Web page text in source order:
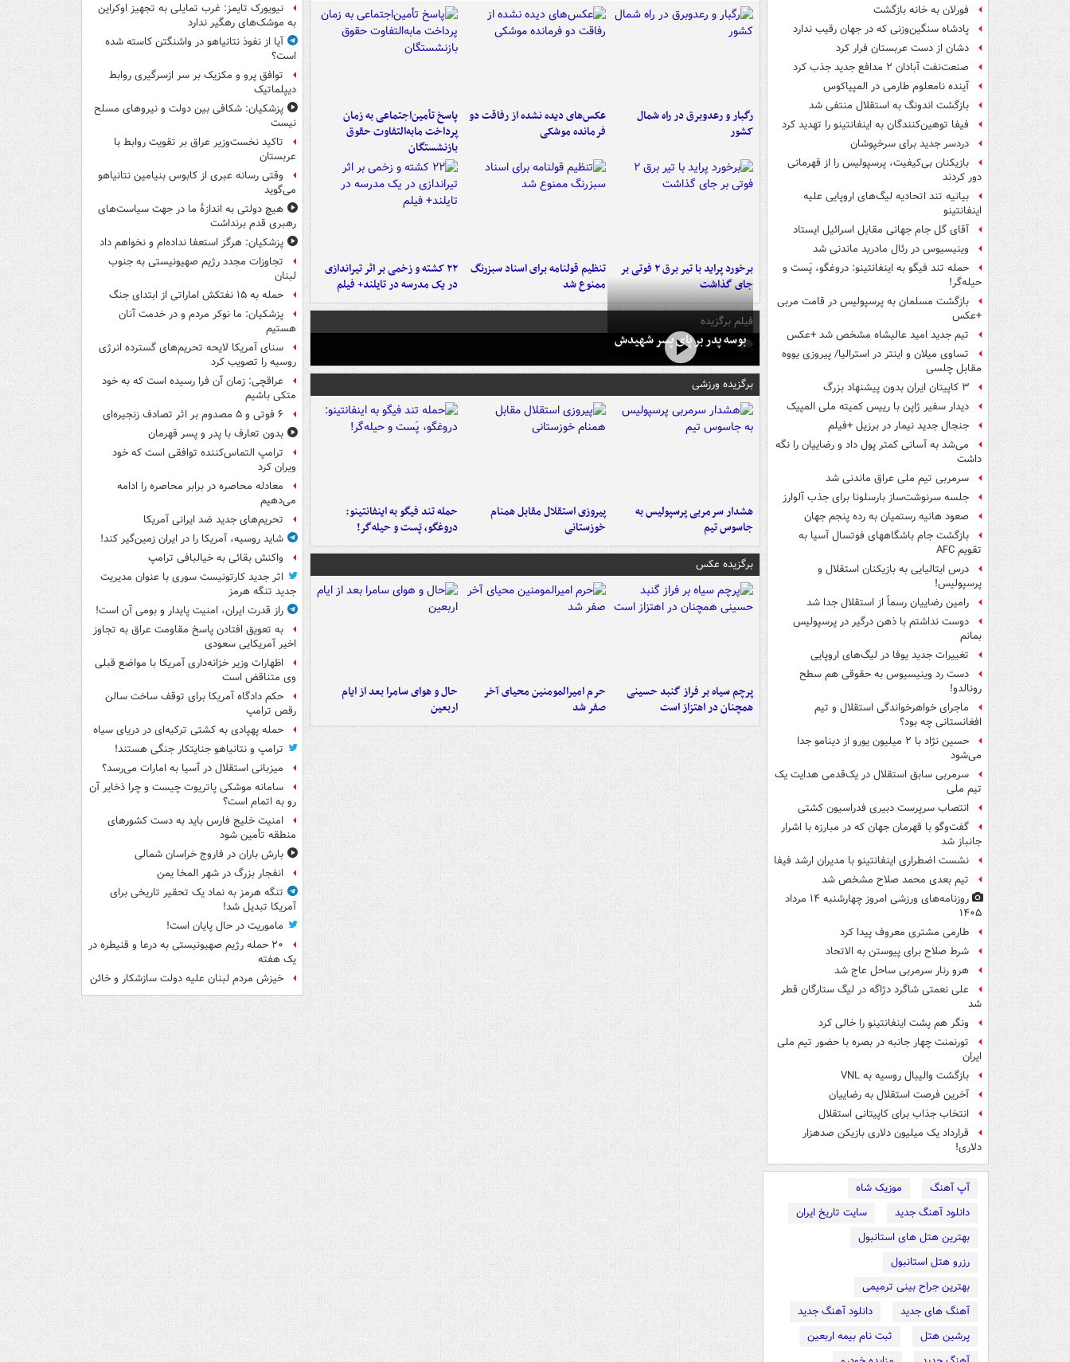
فورلان به خانه بازگشت
پادشاه سنگین‌وزنی که در جهان رقیب ندارد
دشان از دست عربستان فرار کرد
صنعت‌نفت آبادان ۲ مدافع جدید جذب کرد
آینده نامعلوم طارمی در المپیاکوس
بازگشت اندونگ به استقلال منتفی شد
فیفا توهین‌کنندگان به اینفانتینو را تهدید کرد
دردسر جدید برای سرخپوشان
بازیکنان بی‌کیفیت، پرسپولیس را از قهرمانی
دور کردند
بیانیه تند اتحادیه لیگ‌های اروپایی علیه
اینفانتینو
آقای گل جام جهانی مقابل اسرائیل ایستاد
وینیسیوس در رئال مادرید ماندنی شد
حمله تند فیگو به اینفانتینو: دروغگو، پَست‌ و
حیله‌گر!
بازگشت مسلمان به پرسپولیس در قامت مربی
+عکس
تیم جدید امید عالیشاه مشخص شد +عکس
تساوی میلان و اینتر در استرالیا/ پیروزی یووه
مقابل چلسی
۳ کاپیتان ایران بدون پیشنهاد بزرگ
دیدار سفیر ژاپن با رییس کمیته ملی المپیک
جنجال جدید نیمار در برزیل +فیلم
می‌شد به آسانی کمتر پول داد و رضاییان را نگه
داشت
سرمربی تیم ملی عراق ماندنی شد
جلسه سرنوشت‌ساز بارسلونا برای جذب آلوارز
صعود هانیه رستمیان به رده پنجم جهان
بازگشت جام باشگاههای فوتسال آسیا به
تقویم AFC
درس ایتالیایی‌ به بازیکنان استقلال و
پرسپولیس!
رامین رضاییان رسماً از استقلال جدا شد
دوست نداشتم با ذهن درگیر در پرسپولیس
بمانم
تغییرات جدید یوفا در لیگ‌های اروپایی
دست رد وینیسیوس به حقوقی هم سطح
رونالدو!
ماجرای خواهرخواندگی استقلال و تیم
افغانستانی چه بود؟
حسین نژاد با ۲ میلیون یورو از دینامو جدا
می‌شود
سرمربی سابق استقلال در یک‌قدمی هدایت یک
تیم ملی
انتصاب سرپرست دبیری فدراسیون کشتی
گفت‌وگو با قهرمان جهان که در مبارزه با اشرار
جانباز شد
نشست اضطراری اینفانتینو با مدیران ارشد فیفا
تیم بعدی محمد صلاح مشخص شد
روزنامه‌های ورزشی امروز چهارشنبه ۱۴ مرداد
۱۴۰۵
طارمی مشتری معروف پیدا کرد
شرط صلاح برای پیوستن به الاتحاد
هرو رنار سرمربی ساحل عاج شد
علی نعمتی شاگرد دژاگه در لیگ ستارگان قطر
شد
ونگر هم پشت اینفانتینو را خالی کرد
تورنمنت چهار جانبه در بصره با حضور تیم ملی
ایران
بازگشت والیبال روسیه به VNL
آخرین فرصت استقلال به رضاییان
انتخاب جذاب برای کاپیتانی استقلال
قرارداد یک میلیون دلاری بازیکن صدهزار
دلاری!
آپ آهنگ
موزیک شاه
دانلود آهنگ جدید
سایت تاریخ ایران
بهترین هتل های استانبول
رزرو هتل استانبول
بهترین جراح بینی ترمیمی
آهنگ های جدید
دانلود آهنگ جدید
پرشین هتل
ثبت نام بیمه اربعین
رگبار و رعدوبرق در راه شمال
کشور
عکس‌های دیده نشده از رفاقت دو
فرمانده‌ موشکی
پاسخ تأمین‌اجتماعی به زمان
پرداخت مابه‌التفاوت حقوق
بازنشستگان
برخورد پراید با تیر برق ۲ فوتی بر
جای گذاشت
تنظیم قولنامه برای اسناد سبزرنگ
ممنوع شد
۲۲ کشته و زخمی بر اثر تیراندازی
در یک مدرسه در تایلند+ فیلم
فیلم برگزیده
بوسه‌ پدر بر پای پسر شهیدش
برگزیده ورزشی
هشدار سرمربی پرسپولیس به
جاسوس تیم
پیروزی استقلال مقابل همنام
خوزستانی
حمله تند فیگو به اینفانتینو:
دروغگو، پَست‌ و حیله‌گر!
برگزیده عکس
پرچم سیاه بر فراز گنبد حسینی
همچنان در اهتزاز است
حرم امیرالمومنین محیای آخر
صفر شد
حال و هوای سامرا بعد از ایام
اربعین
نیویورک تایمز: غرب تمایلی به تجهیز اوکراین
به موشک‌های رهگیر ندارد
آیا از نفوذ نتانیاهو در واشنگتن کاسته شده
است؟
توافق پرو و مکزیک بر سر ازسرگیری روابط
دیپلماتیک
پزشکیان: شکافی بین دولت و نیروهای مسلح
نیست
تاکید نخست‌وزیر عراق بر تقویت روابط با
عربستان
وقتی رسانه عبری از کابوس بنیامین نتانیاهو
می‌گوید
هیچ دولتی به اندازۀ ما در جهت سیاست‌های
رهبری قدم برنداشت
پزشکیان: هرگز استعفا نداده‌ام و نخواهم داد
تجاوزات مجدد رژیم صهیونیستی به جنوب
لبنان
حمله به ۱۵ نفتکش‌ اماراتی از ابتدای جنگ
پزشکیان: ما نوکر مردم و در خدمت آنان
هستیم
سنای آمریکا لایحه تحریم‌های گسترده انرژی
روسیه را تصویب کرد
عراقچی: زمان آن فرا رسیده است که به خود
متکی باشیم
۶ فوتی و ۵ مصدوم بر اثر تصادف زنجیره‌ای
بدون تعارف با پدر و پسر قهرمان
ترامپ التماس‌کننده توافقی است که خود
ویران کرد
معادله محاصره در برابر محاصره را ادامه
می‌دهیم
تحریم‌های جدید ضد ایرانی آمریکا
شاید روسیه، آمریکا را در ایران زمین‌گیر کند!
واکنش بقائی به خیالبافی ترامپ
اثر جدید کارتونیست سوری با عنوان مدیریت
جدید تنگه هرمز
راز قدرت ایران، امنیت پایدار و بومی آن است!
به تعویق افتادن پاسخ مقاومت عراق به تجاوز
اخیر آمریکایی سعودی
اظهارات وزیر خزانه‌داری آمریکا با مواضع قبلی
وی متناقض است
حکم دادگاه آمریکا برای توقف ساخت سالن
رقص ترامپ
حمله پهپادی به کشتی ترکیه‌ای در دریای سیاه
ترامپ و نتانیاهو جنایتکار جنگی هستند!
میزبانی استقلال در آسیا به امارات می‌رسد؟
سامانه موشکی پاتریوت چیست و چرا ذخایر آن
رو به اتمام است؟
امنیت خلیج فارس باید به دست کشورهای
منطقه تأمین شود
بارش باران در فاروج خراسان شمالی
انفجار بزرگ در شهر المخا یمن
تنگه هرمز به نماد یک تحقیر تاریخی برای
آمریکا تبدیل شد!
ماموریت در حال پایان است!
۲۰ حمله رژیم صهیونیستی به درعا و قنیطره در
یک هفته
خیزش مردم لبنان علیه دولت سازشکار و خائن